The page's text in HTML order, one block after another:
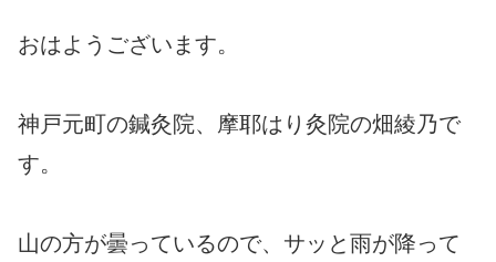
おはようございます。
神戸元町の鍼灸院、摩耶はり灸院の畑綾乃で
す。
山の方が曇っているので、サッと雨が降って